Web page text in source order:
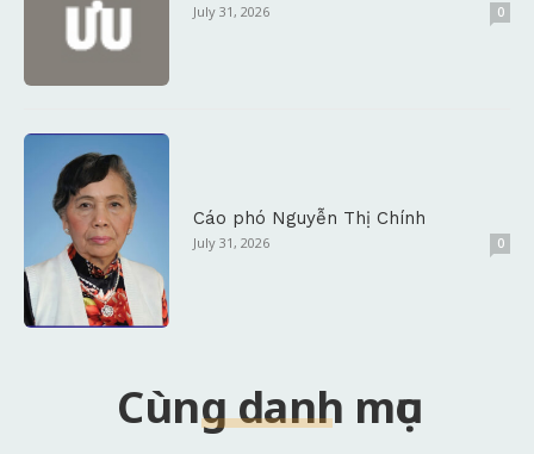
July 31, 2026 0
Cáo phó Nguyễn Thị Chính
July 31, 2026 0
Cùng danh mục